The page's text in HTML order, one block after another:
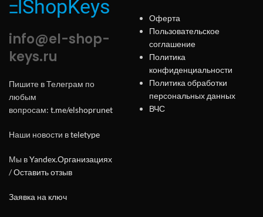
info@el-shop-
keys.ru
Пишите в Телеграм по
любым
вопросам: t.me/elshoprunet
Наши новости вteletype
Мы вYandex.Организациях
/Оставить отзыв
Заявка на ключ
Оферта
Пользовательское
соглашение
Политика
конфиденциальности
Политика обработки
персональных данных
ВЧС